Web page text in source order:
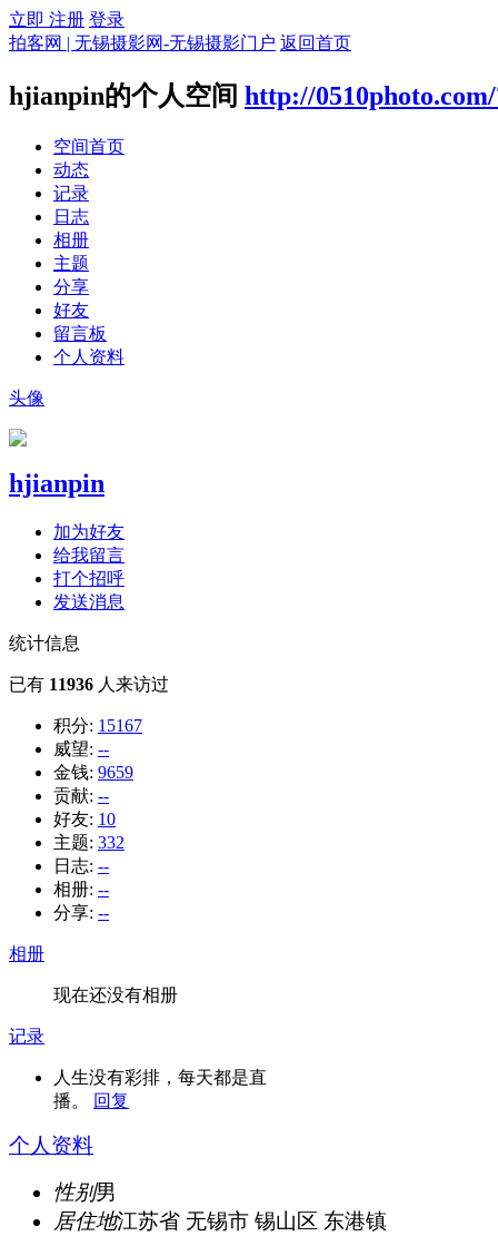
立即 注册 登录
拍客网 | 无锡摄影网-无锡摄影门户 返回首页
hjianpin的个人空间 http://0510photo.com/
空间首页
动态
记录
日志
相册
主题
分享
好友
留言板
个人资料
头像
hjianpin
加为好友
给我留言
打个招呼
发送消息
统计信息
已有 11936 人来访过
积分: 15167
威望: --
金钱: 9659
贡献: --
好友: 10
主题: 332
日志: --
相册: --
分享: --
相册
现在还没有相册
记录
人生没有彩排，每天都是直
播。
回复
个人资料
性别男
居住地江苏省 无锡市 锡山区 东港镇